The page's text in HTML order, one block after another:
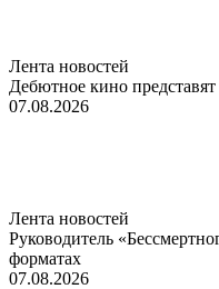
Лента новостей
Дебютное кино
07.08.2026
Лента новостей
Руководитель
форматах
07.08.2026